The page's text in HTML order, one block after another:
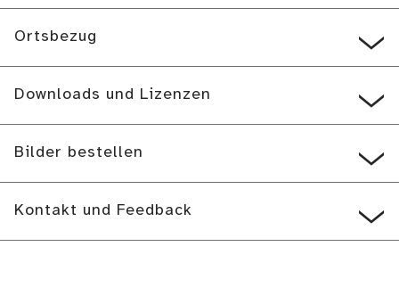
Ortsbezug
Downloads und Lizenzen
Bilder bestellen
Kontakt und Feedback